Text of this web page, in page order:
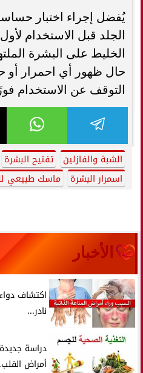
يُفضل إجراء اختبار
الجلد قبل الاستخدام
الخليط على البشرة
حال ظهور أي احمرار أو
التوقف عن الاستخدام
الشبة والفازلين تفتيح البشرة
اسمرار البشرة
ماسك طبيعي
الأخبار
اكتشاف
نادر...
دراسة
أمراض